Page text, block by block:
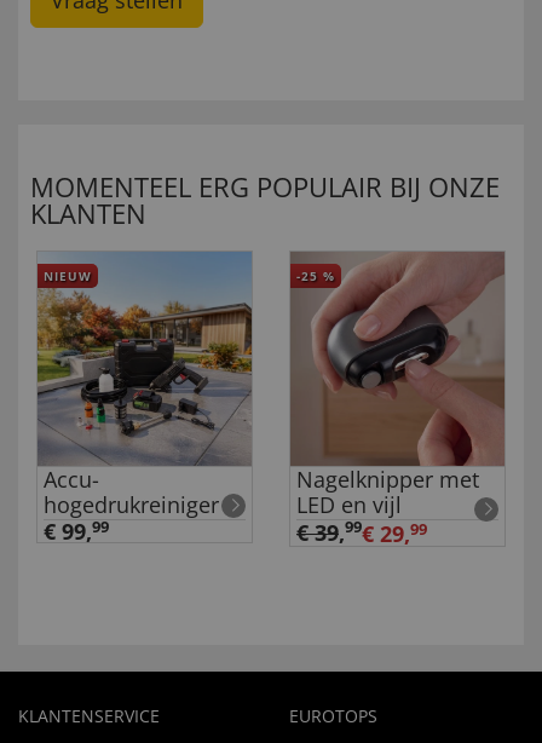
MOMENTEEL ERG POPULAIR BIJ ONZE
KLANTEN
NIEUW
Accu-
hogedrukreiniger
€ 99,99
-25 %
Nagelknipper met
LED en vijl
€ 39,99€ 29,99
KLANTENSERVICE EUROTOPS